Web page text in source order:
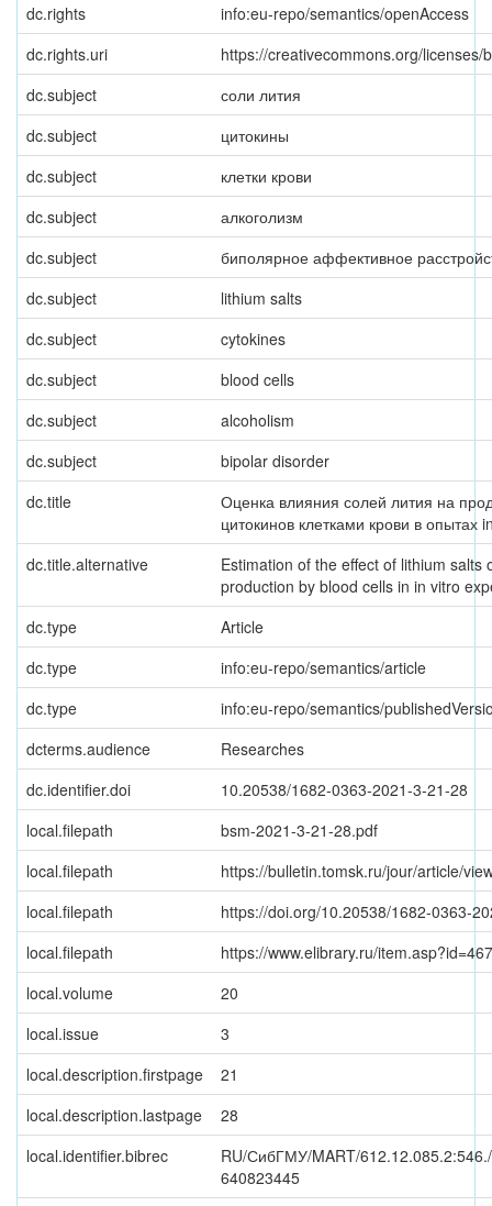
dc.rights
info:eu-repo/semantics/openAccess
dc.rights.uri
https://creativecommons.org/licenses/
dc.subject
соли лития
dc.subject
цитокины
dc.subject
клетки крови
dc.subject
алкоголизм
dc.subject
биполярное аффективное
dc.subject
lithium salts
dc.subject
cytokines
dc.subject
blood cells
dc.subject
alcoholism
dc.subject
bipolar disorder
dc.title
Оценка влияния солей лития на
цитокинов клетками крови в опытах
dc.title.alternative
Estimation of the effect of lithium salts
production by blood cells in in vitro
dc.type
Article
dc.type
info:eu-repo/semantics/article
dc.type
info:eu-repo/semantics/
dcterms.audience
Researches
dc.identifier.doi
10.20538/1682-0363-2021-3-21-28
local.filepath
bsm-2021-3-21-28.pdf
local.filepath
https://bulletin.tomsk.ru/jour/article/
local.filepath
https://doi.org/10.20538/1682-0363-
local.filepath
https://www.elibrary.ru/
local.volume
20
local.issue
3
local.description.firstpage
21
local.description.lastpage
28
local.identifier.bibrec
RU/СибГМУ/MART/
640823445